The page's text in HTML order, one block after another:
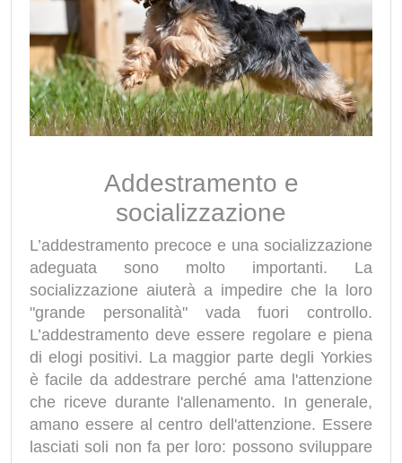
Addestramento e
socializzazione
L’addestramento precoce e una socializzazione
adeguata sono molto importanti. La
socializzazione aiuterà a impedire che la loro
"grande personalità" vada fuori controllo.
L’addestramento deve essere regolare e piena
di elogi positivi. La maggior parte degli Yorkies
è facile da addestrare perché ama l'attenzione
che riceve durante l'allenamento. In generale,
amano essere al centro dell'attenzione. Essere
lasciati soli non fa per loro: possono sviluppare